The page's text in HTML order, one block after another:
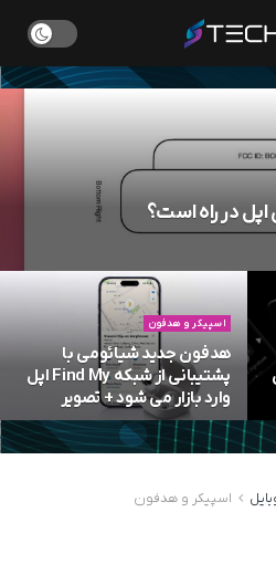
در راه است؟
اسپیکر و هدفون
هدفون جدید شیائومی با
پشتیبانی از شبکه Find My اپل
وارد بازار می‌ شود + تصویر
اسپیکر و هدفون